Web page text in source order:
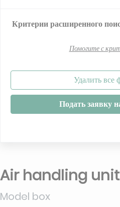
Критерии расширенного
Помогите с
Удалить все
Подать заявку
Air handling
Model box